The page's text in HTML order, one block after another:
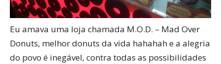
Eu amava uma loja chamada M.O.D. – Mad Over
Donuts, melhor donuts da vida hahahah e a alegria
do povo é inegável, contra todas as possibilidades